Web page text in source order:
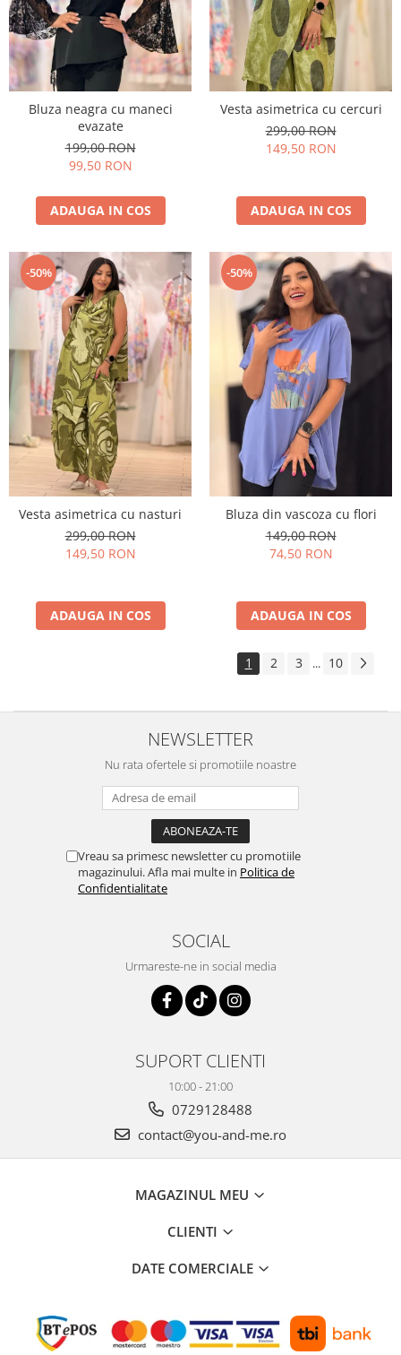
Bluza neagra cu maneci
evazate
199,00 RON
99,50 RON
ADAUGA IN COS
Vesta asimetrica cu cercuri
299,00 RON
149,50 RON
ADAUGA IN COS
-50%
Vesta asimetrica cu nasturi
299,00 RON
149,50 RON
ADAUGA IN COS
-50%
Bluza din vascoza cu flori
149,00 RON
74,50 RON
ADAUGA IN COS
1 2 3 ... 10
NEWSLETTER
Nu rata ofertele si promotiile noastre
Vreau sa primesc newsletter cu promotiile
magazinului. Afla mai multe in Politica de
Confidentialitate
SOCIAL
Urmareste-ne in social media
SUPORT CLIENTI
10:00 - 21:00
0729128488
contact@you-and-me.ro
MAGAZINUL MEU
CLIENTI
DATE COMERCIALE